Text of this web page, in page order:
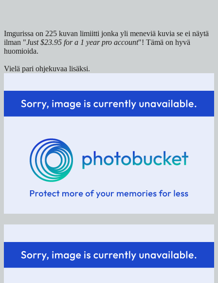
Imgurissa on 225 kuvan limiitti jonka yli meneviä kuvia se ei näytä
ilman "Just $23.95 for a 1 year pro account"! Tämä on hyvä
huomioida.
Vielä pari ohjekuvaa lisäksi.